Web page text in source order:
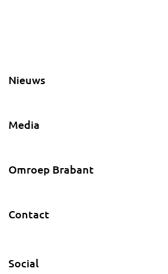
Nieuws
Media
Omroep Brabant
Contact
Social